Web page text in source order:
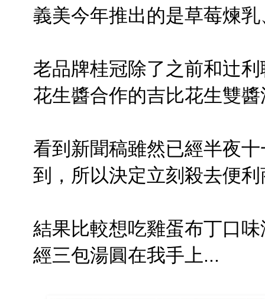
義美今年推出的是草莓煉
老品牌桂冠除了之前和辻
花生醬合作的吉比花生雙
看到新聞稿雖然已經半夜
到，所以決定立刻殺去便
結果比較想吃雞蛋布丁口
經三包湯圓在我手上...